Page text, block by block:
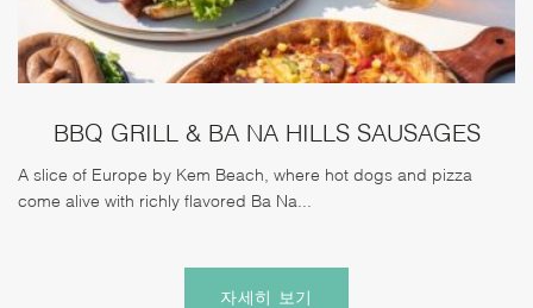
BBQ GRILL & BA NA HILLS SAUSAGES
A slice of Europe by Kem Beach, where hot dogs and pizza
come alive with richly flavored Ba Na...
자세히 보기